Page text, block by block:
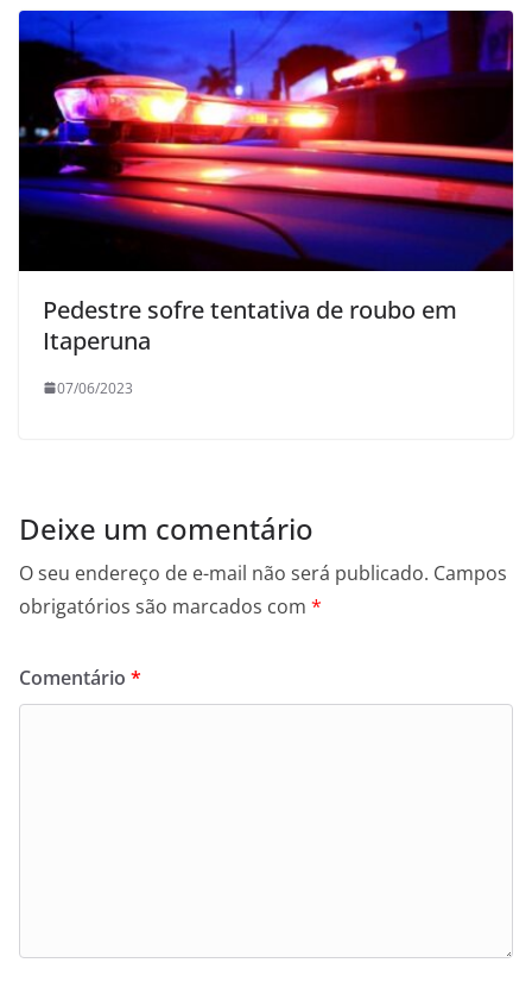
Pedestre sofre tentativa de roubo em
Itaperuna
07/06/2023
Deixe um comentário
O seu endereço de e-mail não será publicado. Campos
obrigatórios são marcados com *
Comentário *